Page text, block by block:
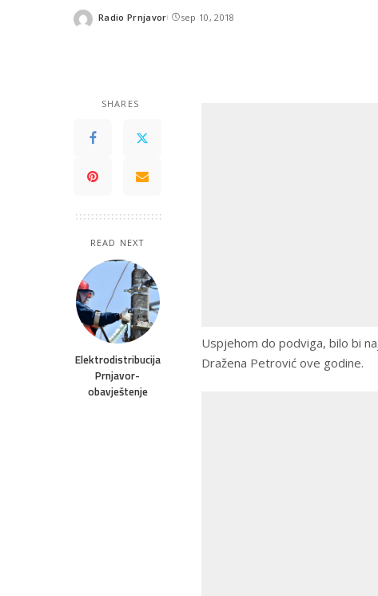
Posted
Radio Prnjavor sep 10, 2018
SHARES
READ NEXT
Elektrodistribucija
Prnjavor-
obavještenje
Uspjehom do podviga, bilo bi
Dražena Petrović ove godine.